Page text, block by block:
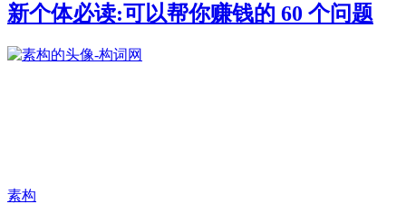
新个体必读:可以帮你赚钱的 60 个问题
素构